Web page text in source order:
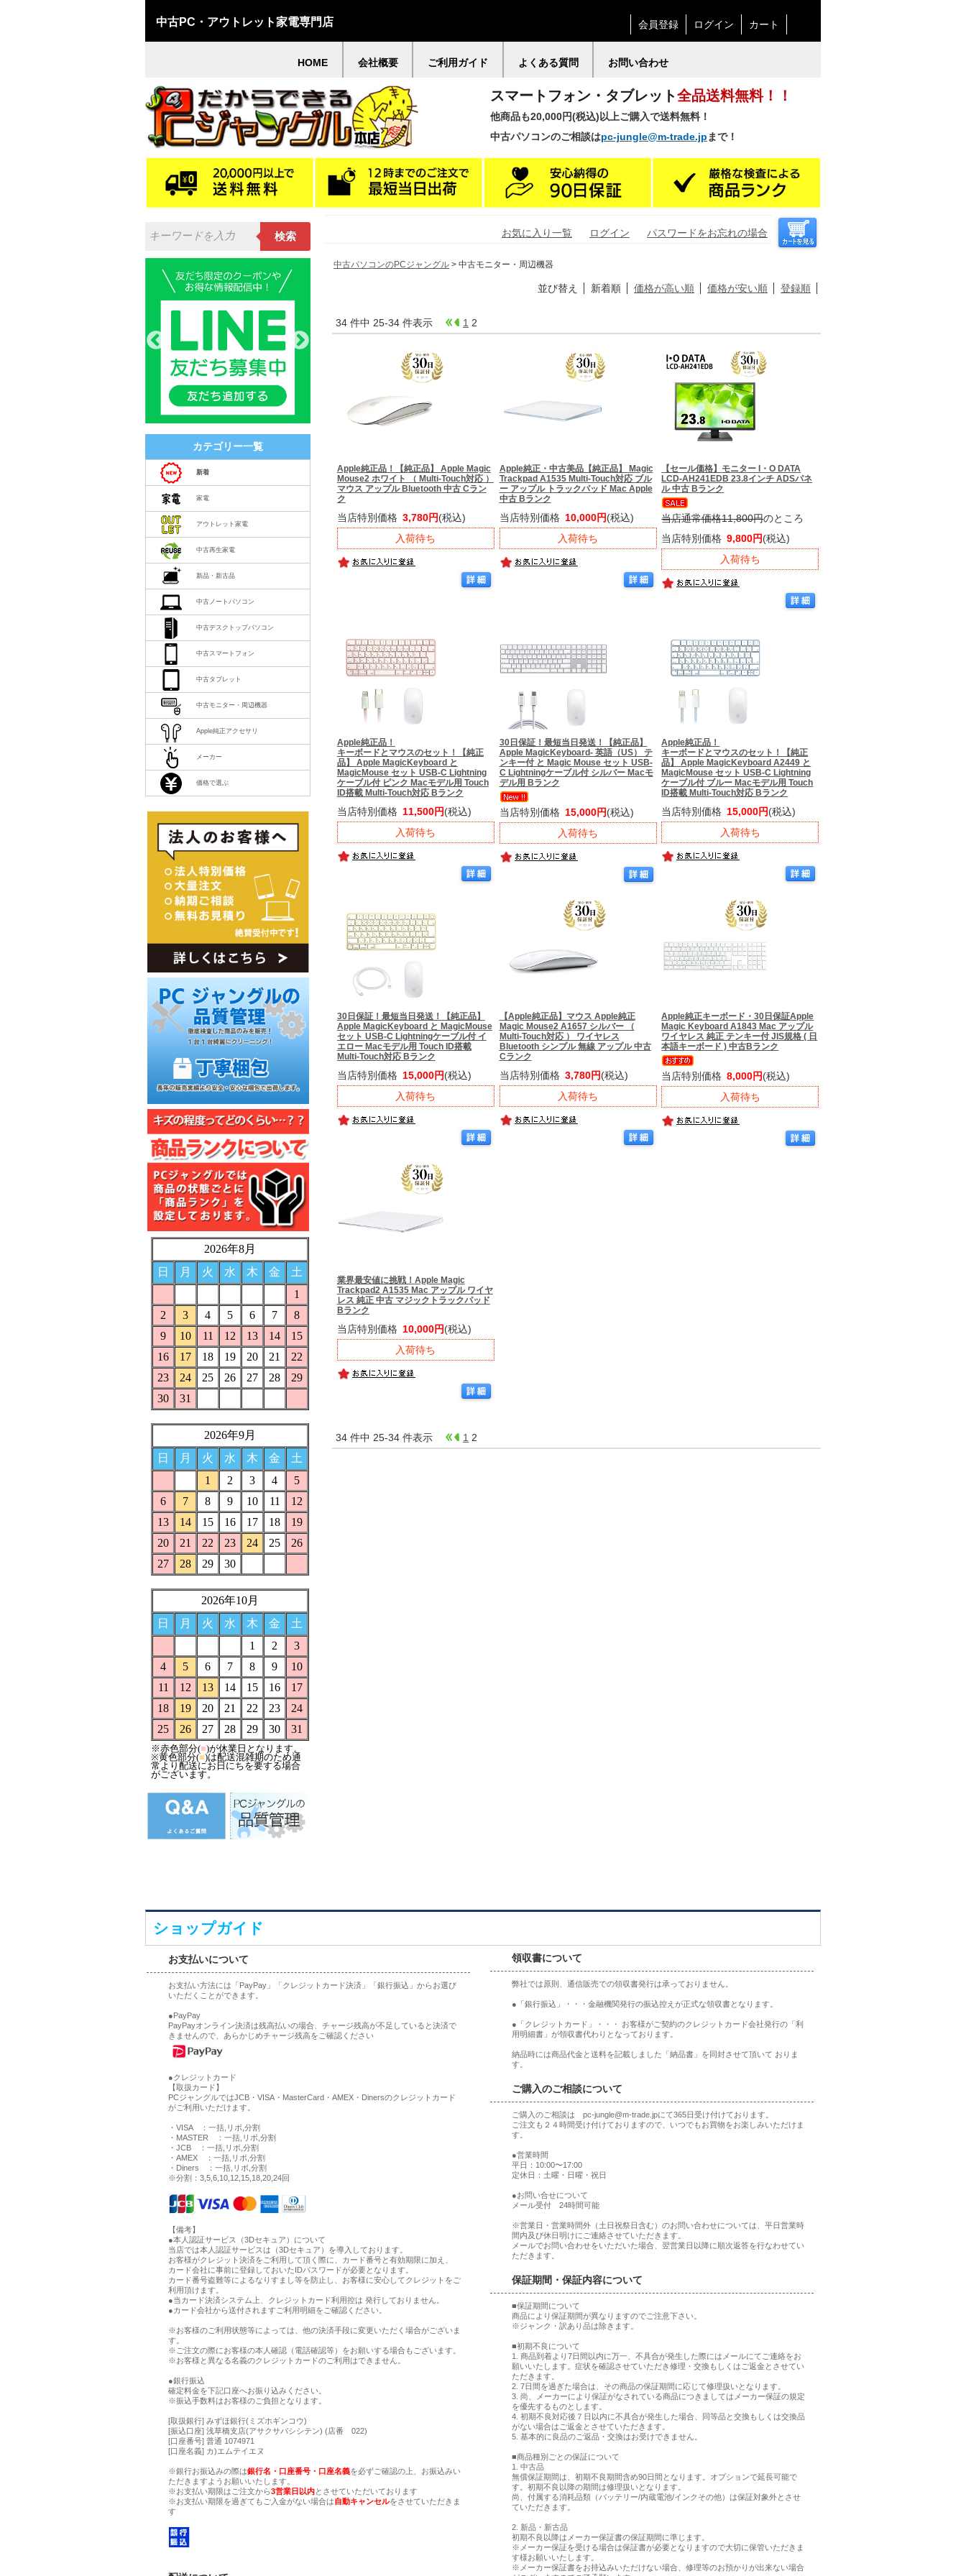
中古PC・アウトレット家電専門店 会員登録 ログイン カート
HOME 会社概要 ご利用ガイド よくある質問 お問い合わせ
スマートフォン・タブレット全品送料無料！！
他商品も20,000円(税込)以上ご購入で送料無料！
中古パソコンのご相談はpc-jungle@m-trade.jp まで！
検索
カテゴリー一覧
新着
家電
アウトレット家電
中古再生家電
新品・新古品
中古ノートパソコン
中古デスクトップパソコン
中古スマートフォン
中古タブレット
中古モニター・周辺機器
Apple純正アクセサリ
メーカー
価格で選ぶ
お気に入り一覧 ログイン パスワードをお忘れの場合
中古パソコンのPCジャングル > 中古モニター・周辺機器
並び替え 新着順 価格が高い順 価格が安い順 登録順
34 件中 25-34 件表示 1 2
Apple純正品！
【純正品】 Apple Magic
Mouse2 ホワイト （ Multi-Touch対応 ）
マウス アップル Bluetooth 中古 Cラン
ク
当店特別価格 3,780円(税込)
入荷待ち
Apple純正・中古美品【純正品】 Magic
Trackpad A1535 Multi-Touch対応 ブル
ー アップル トラックパッド Mac Apple
中古 Bランク
当店特別価格 10,000円(税込)
入荷待ち
【セール価格】 モニター I・O DATA
LCD-AH241EDB 23.8インチ ADSパネ
ル 中古 Bランク
当店通常価格11,800円のところ
当店特別価格 9,800円(税込)
入荷待ち
Apple純正品！
キーボードとマウスのセット！
【純正
品】 Apple MagicKeyboard と
MagicMouse セット USB-C Lightning
ケーブル付 ピンク Macモデル用 Touch
ID搭載 Multi-Touch対応 Bランク
当店特別価格 11,500円(税込)
入荷待ち
30日保証！最短当日発送！
【純正品】
Apple MagicKeyboard- 英語（US） テ
ンキー付 と Magic Mouse セット USB-
C Lightningケーブル付 シルバー Macモ
デル用 Bランク
当店特別価格 15,000円(税込)
入荷待ち
Apple純正品！
キーボードとマウスのセット！
【純正
品】 Apple MagicKeyboard A2449 と
MagicMouse セット USB-C Lightning
ケーブル付 ブルー Macモデル用 Touch
ID搭載 Multi-Touch対応 Bランク
当店特別価格 15,000円(税込)
入荷待ち
30日保証！最短当日発送！
【純正品】
Apple MagicKeyboard と MagicMouse
セット USB-C Lightningケーブル付 イ
エロー Macモデル用 Touch ID搭載
Multi-Touch対応 Bランク
当店特別価格 15,000円(税込)
入荷待ち
【Apple純正品】
マウス Apple純正
Magic Mouse2 A1657 シルバー （
Multi-Touch対応 ） ワイヤレス
Bluetooth シンプル 無線 アップル 中古
Cランク
当店特別価格 3,780円(税込)
入荷待ち
Apple純正キーボード・30日保証Apple
Magic Keyboard A1843 Mac アップル
ワイヤレス 純正 テンキー付 JIS規格 ( 日
本語キーボード ) 中古Bランク
当店特別価格 8,000円(税込)
入荷待ち
業界最安値に挑戦！ Apple Magic
Trackpad2 A1535 Mac アップル ワイヤ
レス 純正 中古 マジックトラックパッド
Bランク
当店特別価格 10,000円(税込)
入荷待ち
34 件中 25-34 件表示 1 2
ショップガイド
お支払いについて
お支払い方法には「PayPay」「クレジットカード決済」「銀行振込」からお選び
いただくことができます。
●PayPay
PayPayオンライン決済は残高払いの場合、チャージ残高が不足していると決済で
きませんので、あらかじめチャージ残高をご確認ください
●クレジットカード
【取扱カード】
PCジャングルではJCB・VISA・MasterCard・AMEX・Dinersのクレジットカード
がご利用いただけます。
・VISA ：一括,リボ,分割
・MASTER ：一括,リボ,分割
・JCB ：一括,リボ,分割
・AMEX ：一括,リボ,分割
・Diners ：一括,リボ,分割
※分割：3,5,6,10,12,15,18,20,24回
【備考】
●本人認証サービス（3Dセキュア）について
当店では本人認証サービスは（3Dセキュア）を導入しております。
お客様がクレジット決済をご利用して頂く際に、カード番号と有効期限に加え、
カード会社に事前に登録しておいたIDパスワードが必要となります。
カード番号盗難等によるなりすまし等を防止し、お客様に安心してクレジットをご
利用頂けます。
●当カード決済システム上、クレジットカード利用控は 発行しておりません。
●カード会社から送付されますご利用明細をご確認ください。
※お客様のご利用状態等によっては、他の決済手段に変更いただく場合がございま
す。
※ご注文の際にお客様の本人確認（電話確認等）をお願いする場合もございます。
※お客様と異なる名義のクレジットカードのご利用はできません。
●銀行振込
確定料金を下記口座へお振り込みください。
※振込手数料はお客様のご負担となります。
[取扱銀行] みずほ銀行(ミズホギンコウ)
[振込口座] 浅草橋支店(アサクサバシシテン) (店番 022)
[口座番号] 普通 1074971
[口座名義] カ)エムテイエヌ
※銀行お振込みの際は銀行名・口座番号・口座名義を必ずご確認の上、お振込みい
ただきますようお願いいたします。
※お支払い期限はご注文から3営業日以内とさせていただいております
※お支払い期限を過ぎてもご入金がない場合は自動キャンセルをさせていただきま
す
領収書について
弊社では原則、通信販売での領収書発行は承っておりません。
●「銀行振込」・・・金融機関発行の振込控えが正式な領収書となります。
●「クレジットカード」・・・ お客様がご契約のクレジットカード会社発行の「利
用明細書」が領収書代わりとなっております。
納品時には商品代金と送料を記載しました「納品書」を同封させて頂いて おりま
す。
ご購入のご相談について
ご購入のご相談は pc-jungle@m-trade.jpにて365日受け付けております。
ご注文も２４時間受け付けておりますので、いつでもお買物をお楽しみいただけま
す。
●営業時間
平日：10:00〜17:00
定休日：土曜・日曜・祝日
●お問い合せについて
メール受付 24時間可能
※営業日・営業時間外（土日祝祭日含む）のお問い合わせについては、平日営業時
間内及び休日明けにご連絡させていただきます。
メールでお問い合わせをいただいた場合、翌営業日以降に順次返答を行なわせてい
ただきます。
保証期間・保証内容について
■保証期間について
商品により保証期間が異なりますのでご注意下さい。
※ジャンク・訳あり品は除きます。
■初期不良について
1. 商品到着より7日間以内に万一、不具合が発生した際にはメールにてご連絡をお
願いいたします。症状を確認させていただき修理・交換もしくはご返金とさせてい
ただきます。
2. 7日間を過ぎた場合は、その商品の保証期間に応じて修理扱いとなります。
3. 尚、メーカーにより保証がなされている商品につきましてはメーカー保証の規定
を優先するものとします。
4. 初期不良対応後７日以内に不具合が発生した場合、同等品と交換もしくは交換品
がない場合はご返金とさせていただきます。
5. 基本的に良品のご返品・交換はお受けできません。
■商品種別ごとの保証について
1. 中古品
無償保証期間は、初期不良期間含め90日間となります。オプションで延長可能で
す。初期不良以降の期間は修理扱いとなります。
尚、付属する消耗品類（バッテリー/内蔵電池/インクその他）は保証対象外とさせ
ていただきます。
2. 新品・新古品
初期不良以降はメーカー保証書の保証期間に準じます。
※メーカー保証を受ける場合は保証書が必要となりますので大切に保管いただきま
す様お願いいたします。
※メーカー保証書をお持込みいただけない場合、修理等のお預かりが出来ない場合